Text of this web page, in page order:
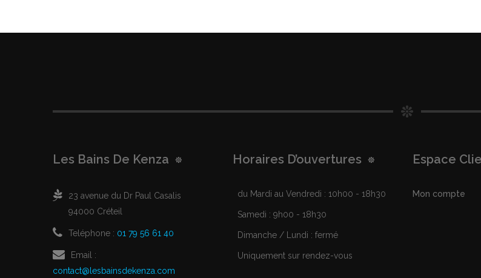
Les Bains De Kenza
23 avenue du Dr Paul Casalis
94000 Créteil
Teléphone : 01 79 56 61 40
Email :
contact@lesbainsdekenza.com
Horaires D’ouvertures
du Mardi au Vendredi : 10h00 - 18h30
Samedi : 9h00 - 18h30
Dimanche / Lundi : fermé
Uniquement sur rendez-vous
Espace
Mon compte